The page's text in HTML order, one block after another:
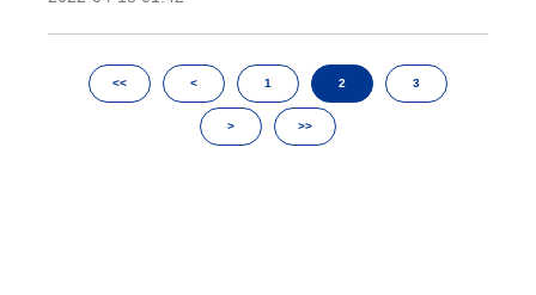
<< < 1 2 3
> >>